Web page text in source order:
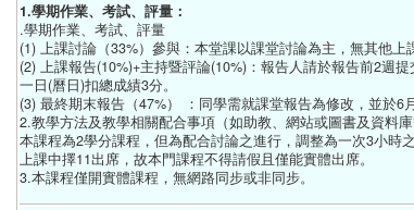
1.學期作業、考試、評量：
.學期作業、考試、評量
(1) 上課討論（33%）參與：本堂課以課堂討論為主，無其他
(2) 上課報告(10%)+主持暨評論(10%)：報告人請於報告前2週
一日(曆日)扣總成績3分。
(3) 最終期末報告（47%） ：同學需就課堂報告為修改，並於6
2.教學方法及教學相關配合事項（如助教、網站或圖書及資料庫
本課程為2學分課程，但為配合討論之進行，調整為一次3小
上課中擇11出席，故本門課程不得請假且僅能實體出席。
3.本課程僅開實體課程，無網路同步或非同步。